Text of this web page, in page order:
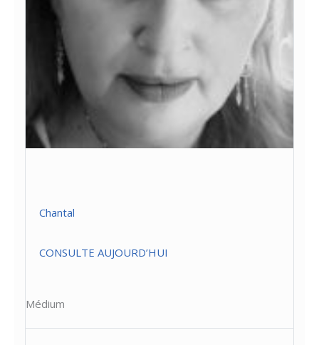
Chantal
CONSULTE AUJOURD’HUI
Médium